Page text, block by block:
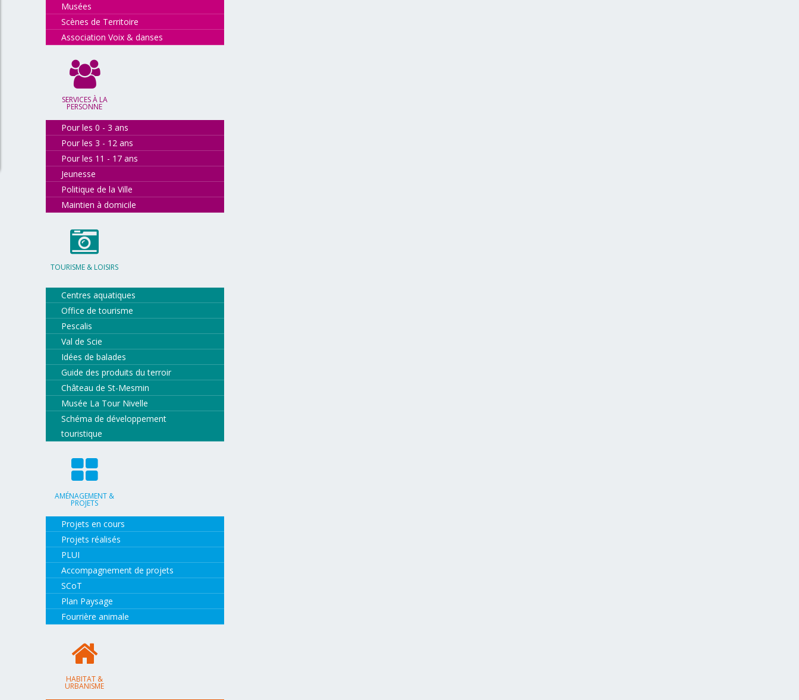
Musées
Scènes de Territoire
Association Voix & danses
SERVICES À LA
PERSONNE
Pour les 0 - 3 ans
Pour les 3 - 12 ans
Pour les 11 - 17 ans
Jeunesse
Politique de la Ville
Maintien à domicile
TOURISME & LOISIRS
Centres aquatiques
Office de tourisme
Pescalis
Val de Scie
Idées de balades
Guide des produits du terroir
Château de St-Mesmin
Musée La Tour Nivelle
Schéma de développement
touristique
AMÉNAGEMENT &
PROJETS
Projets en cours
Projets réalisés
PLUI
Accompagnement de projets
SCoT
Plan Paysage
Fourrière animale
HABITAT &
URBANISME